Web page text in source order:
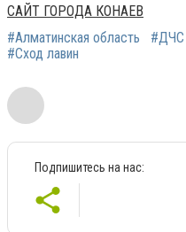
САЙТ ГОРОДА КОНАЕВ
#Алматинская область
#ДЧС
#Сход лавин
Подпишитесь на нас: